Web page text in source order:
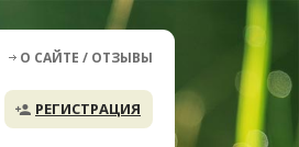
О САЙТЕ / ОТЗЫВЫ
РЕГИСТРАЦИЯ